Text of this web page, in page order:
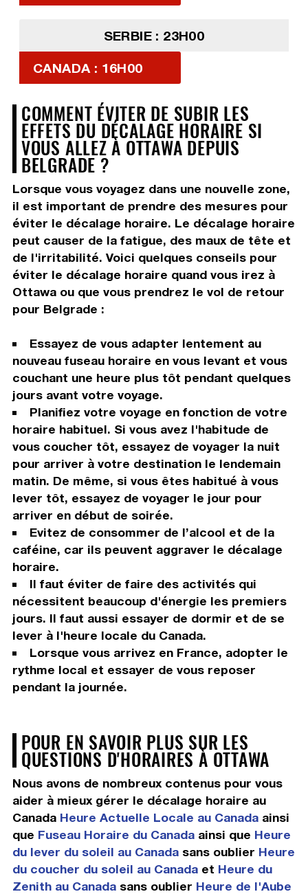
SERBIE : 23H00
CANADA : 16H00
COMMENT ÉVITER DE SUBIR LES
EFFETS DU DÉCALAGE HORAIRE SI
VOUS ALLEZ À OTTAWA DEPUIS
BELGRADE ?
Lorsque vous voyagez dans une nouvelle zone,
il est important de prendre des mesures pour
éviter le décalage horaire. Le décalage horaire
peut causer de la fatigue, des maux de tête et
de l'irritabilité. Voici quelques conseils pour
éviter le décalage horaire quand vous irez à
Ottawa ou que vous prendrez le vol de retour
pour Belgrade :
Essayez de vous adapter lentement au
nouveau fuseau horaire en vous levant et vous
couchant une heure plus tôt pendant quelques
jours avant votre voyage.
Planifiez votre voyage en fonction de votre
horaire habituel. Si vous avez l'habitude de
vous coucher tôt, essayez de voyager la nuit
pour arriver à votre destination le lendemain
matin. De même, si vous êtes habitué à vous
lever tôt, essayez de voyager le jour pour
arriver en début de soirée.
Evitez de consommer de l’alcool et de la
caféine, car ils peuvent aggraver le décalage
horaire.
Il faut éviter de faire des activités qui
nécessitent beaucoup d'énergie les premiers
jours. Il faut aussi essayer de dormir et de se
lever à l'heure locale du Canada.
Lorsque vous arrivez en France, adopter le
rythme local et essayer de vous reposer
pendant la journée.
POUR EN SAVOIR PLUS SUR LES
QUESTIONS D'HORAIRES À OTTAWA
Nous avons de nombreux contenus pour vous
aider à mieux gérer le décalage horaire au
Canada Heure Actuelle Locale au Canadaainsi
que Fuseau Horaire du Canadaainsi que Heure
du lever du soleil au Canadasans oublier Heure
du coucher du soleil au Canadaet Heure du
Zenith au Canadasans oublier Heure de l'Aube